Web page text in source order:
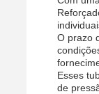
O prazo
Esses
de